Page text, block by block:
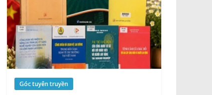
Góc tuyên truyền